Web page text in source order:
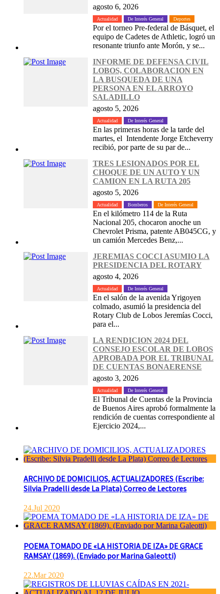
agosto 6, 2026
Actualidad De Interés General Deportes
Por el torneo Pre-federal de Básquet, el
equipo de Cadetes de Athletic, logró un
resonante triunfo ante Morón, y se...
INFORME DE DEFENSA CIVIL
LOBOS, COLABORACION EN
LA BUSQUEDA DE UNA
PERSONA EN EL ARROYO
SALADILLO
agosto 5, 2026
Actualidad De Interés General
En las primeras horas de la tarde del
martes, el Intendente Jorge Etcheverry
recibió, por parte de su par de...
TRES LESIONADOS POR EL
CHOQUE DE UN AUTO Y UN
CAMION EN LA RUTA 205
agosto 5, 2026
Actualidad Bomberos De Interés General
En el kilómetro 114 de la Ruta
Nacional 205, chocaron anoche un
Chevrolet Prisma, patente AB045CG, y
un camión Mercedes Benz,...
JEREMIAS COCCI ASUMIO LA
PRESIDENCIA DEL ROTARY
agosto 4, 2026
Actualidad De Interés General
En el salón de la avenida Yrigoyen
colmado, asumió la presidencia del
Rotary Club de Lobos Jeremías Cocci,
para el...
LA RENDICION 2024 DEL
CONSEJO ESCOLAR DE LOBOS
APROBADA POR EL TRIBUNAL
DE CUENTAS BONAERENSE
agosto 3, 2026
Actualidad De Interés General
El Tribunal de Cuentas de la Provincia
de Buenos Aires aprobó formalmente la
rendición de cuentas correspondiente al
Ejercicio 2024,...
ARCHIVO DE DOMICILIOS, ACTUALIZADORES (Escribe:
Silvia Pradelli desde La Plata) Correo de Lectores
24.Jul 2020
POEMA TOMADO DE «LA HISTORIA DE IZA» DE GRACE
RAMSAY (1869). (Enviado por Marina Galeotti)
22.Mar 2020